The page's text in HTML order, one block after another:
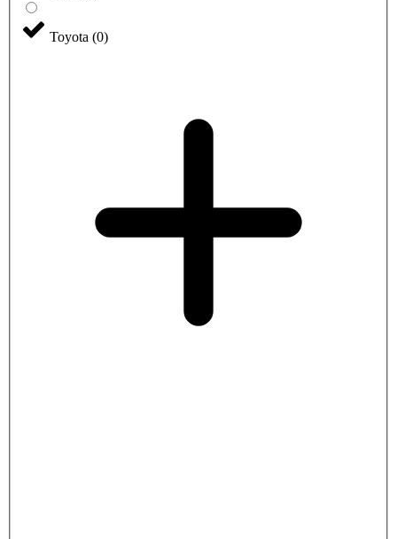
Toyota (0)